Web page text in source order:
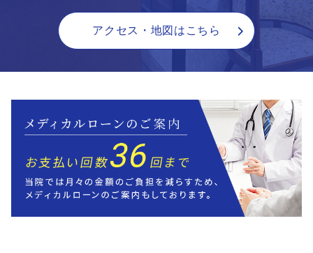
アクセス・地図はこちら